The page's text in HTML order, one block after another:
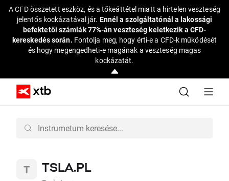
A CFD összetett eszköz, és a tőkeáttétel miatt a hirtelen veszteség
jelentős kockázatával jár. Ennél a szolgáltatónál a lakossági
befektetői számlák 77%-án veszteség keletkezik a CFD-
kereskedés során. Fontolja meg, hogy érti-e a CFD-k működését
és hogy megengedheti-e magának a veszteség magas
kockázatát.
TSLA.PL